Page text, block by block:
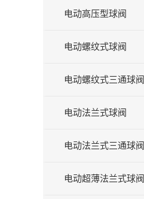
电动高压型球阀
电动螺纹式球阀
电动螺纹式三通球阀
电动法兰式球阀
电动法兰式三通球阀
电动超薄法兰式球阀